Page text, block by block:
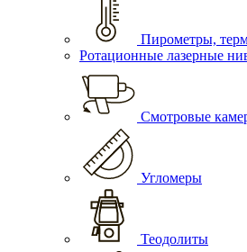
Пирометры,
Ротационные лазерные
Смотровые
Угломеры
Теодолиты